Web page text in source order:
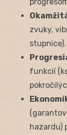
zvuky,
stupnice).
funkcií
hazardu)